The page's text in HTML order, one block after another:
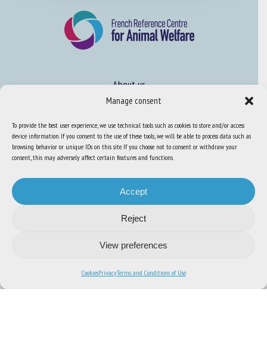
Manage consent
To provide the best user experience, we use technical tools such as cookies to store and/or access
device information. If you consent to the use of these tools, we will be able to process data such as
browsing behavior or unique IDs on this site. If you choose not to consent or withdraw your
consent, this may adversely affect certain features and functions.
Accept
Reject
View preferences
CookiesPrivacyTerms and Conditions of Use
About us
FAQ
Expertise
Learn more about animal welfare
Training in animal welfare